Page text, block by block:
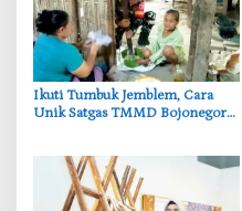
‎Ikuti Tumbuk Jemblem, Cara
Unik Satgas TMMD Bojonegoro